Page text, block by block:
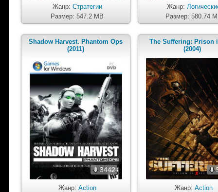
Жанр: Стратегии
Размер: 547.2 MB
Жанр:
Размер: 580.74
Shadow Harvest. Phantom Ops
(2011)
3442
Жанр: Action
The Suffering: Prison
(2004)
Жанр:Action